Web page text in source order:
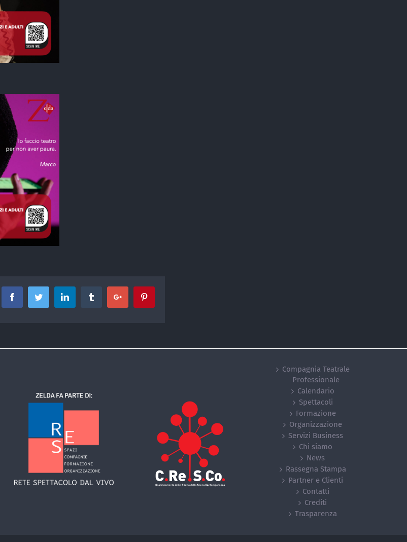
FacebookTwitter Linkedin Tumblr Google+
Compagnia Teatrale
Professionale
Calendario
Spettacoli
Formazione
Organizzazione
Servizi Business
Chi siamo
News
Rassegna Stampa
Partner e Clienti
Contatti
Crediti
Trasparenza